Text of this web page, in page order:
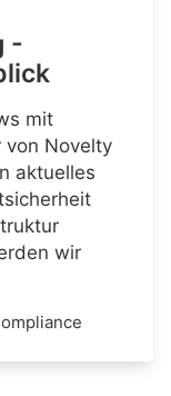
-
mit
von Novelty
aktuelles
wir